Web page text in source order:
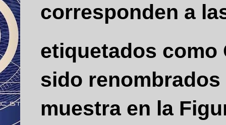
corresponden a
etiquetados como
sido renombrados
muestra en la